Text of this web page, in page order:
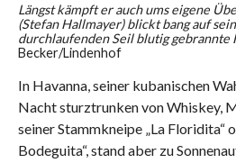
Längst kämpft er auch ums eigene
(Stefan Hallmayer) blickt bang auf
durchlaufenden Seil blutig gebrannte
Becker/Lindenhof
In Havanna, seiner kubanischen
Nacht sturztrunken von Whiskey,
seiner Stammkneipe „La Floridita“
Bodeguita“, stand aber zu